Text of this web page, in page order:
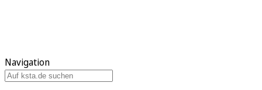
Navigation